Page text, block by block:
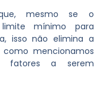
mesmo se o
mínimo para
isso não elimina a
como mencionamos
fatores a serem